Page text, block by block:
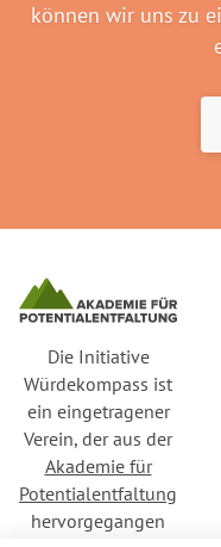
können wir uns zu
Die Initiative
Würdekompass ist
ein eingetragener
Verein, der aus der
Akademie für
Potentialentfaltung
hervorgegangen